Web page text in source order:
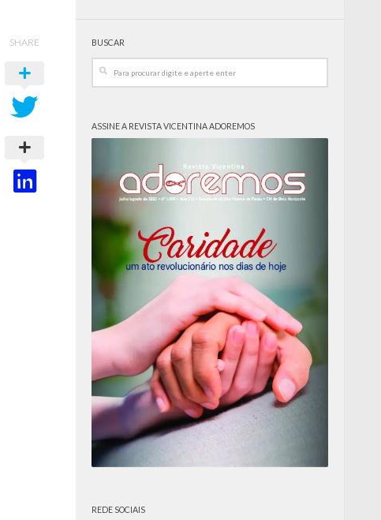
SHARE BUSCAR
ASSINE A REVISTA VICENTINA ADOREMOS
REDE SOCIAIS